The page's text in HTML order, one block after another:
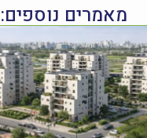
מאמרים נוספים: